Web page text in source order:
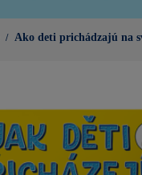
Ako deti prichádzajú na